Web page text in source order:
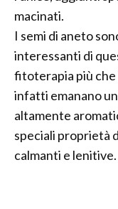
macinati.
I semi di aneto
interessanti di
fitoterapia più che
infatti emanano
altamente
speciali proprietà
calmanti e lenitive.